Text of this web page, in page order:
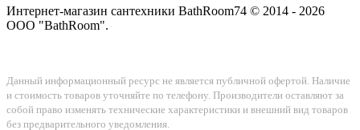
Интернет-магазин сантехники BathRoom74 © 2014 - 2026
ООО "BathRoom".
Данный информационный ресурс не является публичной офертой. Наличие
и стоимость товаров уточняйте по телефону. Производители оставляют за
собой право изменять технические характеристики и внешний вид товаров
без предварительного уведомления.